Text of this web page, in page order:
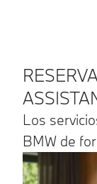
Los
BMW de